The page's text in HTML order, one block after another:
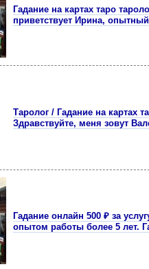
Гадание на картах таро
привeтcтвует Ирина,
Таролог / Гадание на картах
Здравствуйте, меня зовут
Гадание онлайн 500 ₽ за
опытом работы более 5 лет.